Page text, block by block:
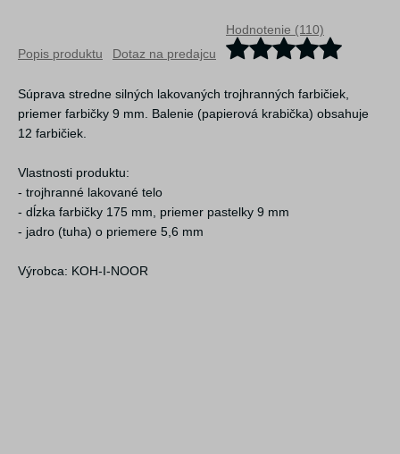
Popis produktu Dotaz na predajcu
Hodnotenie (110)
Súprava stredne silných lakovaných trojhranných farbičiek,
priemer farbičky 9 mm. Balenie (papierová krabička) obsahuje
12 farbičiek.
Vlastnosti produktu:
- trojhranné lakované telo
- dĺzka farbičky 175 mm, priemer pastelky 9 mm
- jadro (tuha) o priemere 5,6 mm
Výrobca: KOH-I-NOOR